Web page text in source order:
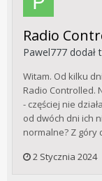
Radio
Pawel777
Witam. Od kilku
Radio Controlled.
- częściej nie
od dwóch dni ich
normalne? Z góry
2 Stycznia 2024